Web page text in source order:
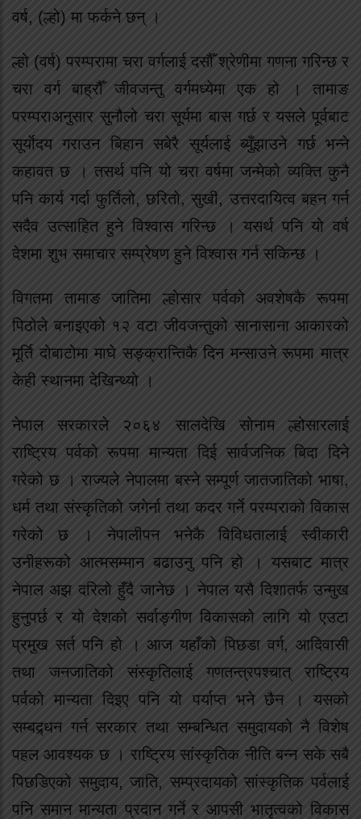
वर्ष, (ल्हो) मा फर्कने छन् ।
ल्हो (वर्ष) परम्परामा चरा वर्गलाई दसौँ श्रेणीमा गणना गरिन्छ र
चरा वर्ग बाह्रौँ जीवजन्तु वर्गमध्येमा एक हो । तामाङ
परम्पराअनुसार सुनौलो चरा सूर्यमा बास गर्छ र यसले पूर्वबाट
सूर्याेदय गराउन बिहान सबेरै सूर्यलाई ब्युँझाउने गर्छ भन्ने
कहावत छ । तसर्थ पनि यो चरा वर्षमा जन्मेको व्यक्ति कुनै
पनि कार्य गर्दा फुर्तिलो, छरितो, सुखी, उत्तरदायित्व बहन गर्न
सदैव उत्साहित हुने विश्वास गरिन्छ । यसर्थ पनि यो वर्ष
देशमा शुभ समाचार सम्प्रेषण हुने विश्वास गर्न सकिन्छ ।
विगतमा तामाङ जातिमा ल्होसार पर्वको अवशेषकै रूपमा
पिठोले बनाइएको १२ वटा जीवजन्तुको सानासाना आकारको
मूर्ति दोबाटोमा माघे सङ्क्रान्तिकै दिन मन्साउने रूपमा मात्र
केही स्थानमा देखिन्थ्यो ।
नेपाल सरकारले २०६४ सालदेखि सोनाम ल्होसारलाई
राष्ट्रिय पर्वको रूपमा मान्यता दिई सार्वजनिक बिदा दिने
गरेको छ । राज्यले नेपालमा बस्ने सम्पूर्ण जातजातिको भाषा,
धर्म तथा संस्कृतिको जगेर्ना तथा कदर गर्ने परम्पराको विकास
गरेको छ । नेपालीपन भनेकै विविधतालाई स्वीकारी
उनीहरूको आत्मसम्मान बढाउनु पनि हो । यसबाट मात्र
नेपाल अझ दरिलो हुँदै जानेछ । नेपाल यसै दिशातर्फ उन्मुख
हुनुपर्छ र यो देशको सर्वाङ्गीण विकासको लागि यो एउटा
प्रमुख सर्त पनि हो । आज यहाँको पिछडा वर्ग, आदिवासी
तथा जनजातिको संस्कृतिलाई गणतन्त्रपश्चात् राष्ट्रिय
पर्वको मान्यता दिइए पनि यो पर्याप्त भने छैन । यसको
सम्बद्र्धन गर्न सरकार तथा सम्बन्धित समुदायको नै विशेष
पहल आवश्यक छ । राष्ट्रिय सांस्कृतिक नीति बन्न सके सबै
पिछडिएको समुदाय, जाति, सम्प्रदायको सांस्कृतिक पर्वलाई
पनि समान मान्यता प्रदान गर्ने र आपसी भातृत्वको विकास